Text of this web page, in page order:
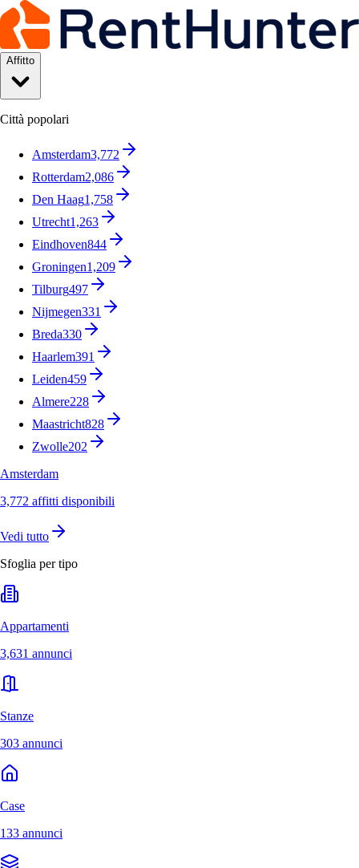
Affitto
Città popolari
Amsterdam3,772
Rotterdam2,086
Den Haag1,758
Utrecht1,263
Eindhoven844
Groningen1,209
Tilburg497
Nijmegen331
Breda330
Haarlem391
Leiden459
Almere228
Maastricht828
Zwolle202
Amsterdam
3,772 affitti disponibili
Vedi tutto
Sfoglia per tipo
Appartamenti
3,631 annunci
Stanze
303 annunci
Case
133 annunci